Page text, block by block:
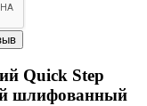
Quick Step
шлифованный